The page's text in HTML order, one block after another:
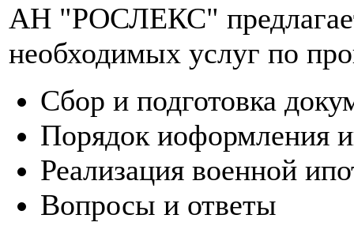
АН "РОСЛЕКС"
необходимых услуг по
Сбор и подготовка
Порядок иоформления
Реализация военной
Вопросы и ответы